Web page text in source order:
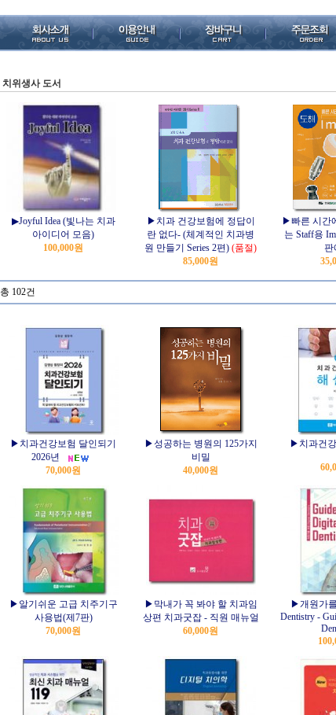
치위생사 도서
▶Joyful Idea (빛나는 치과
아이디어 모음)
100,000원
▶치과 건강보험에 정답이
란 없다- (체계적인 치과병
원 만들기 Series 2편) (품절)
85,000원
▶빠른 시간
는 Staff용
판
총 102건
▶치과건강보험 달인되기
2026년
70,000원
▶성공하는 병원의 125가지
비밀
40,000원
▶치과건
▶알기쉬운 고급 치주기구
사용법(제7판)
70,000원
▶막내가 꼭 봐야 할 치과임
상편 치과굿잡 - 직원 매뉴얼
60,000원
▶개원가
Dentistry -